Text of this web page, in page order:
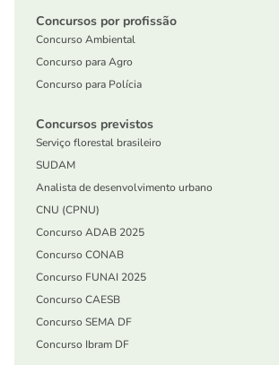
Concursos por profissão
Concurso Ambiental
Concurso para Agro
Concurso para Polícia
Concursos previstos
Serviço florestal brasileiro
SUDAM
Analista de desenvolvimento urbano
CNU (CPNU)
Concurso ADAB 2025
Concurso CONAB
Concurso FUNAI 2025
Concurso CAESB
Concurso SEMA DF
Concurso Ibram DF